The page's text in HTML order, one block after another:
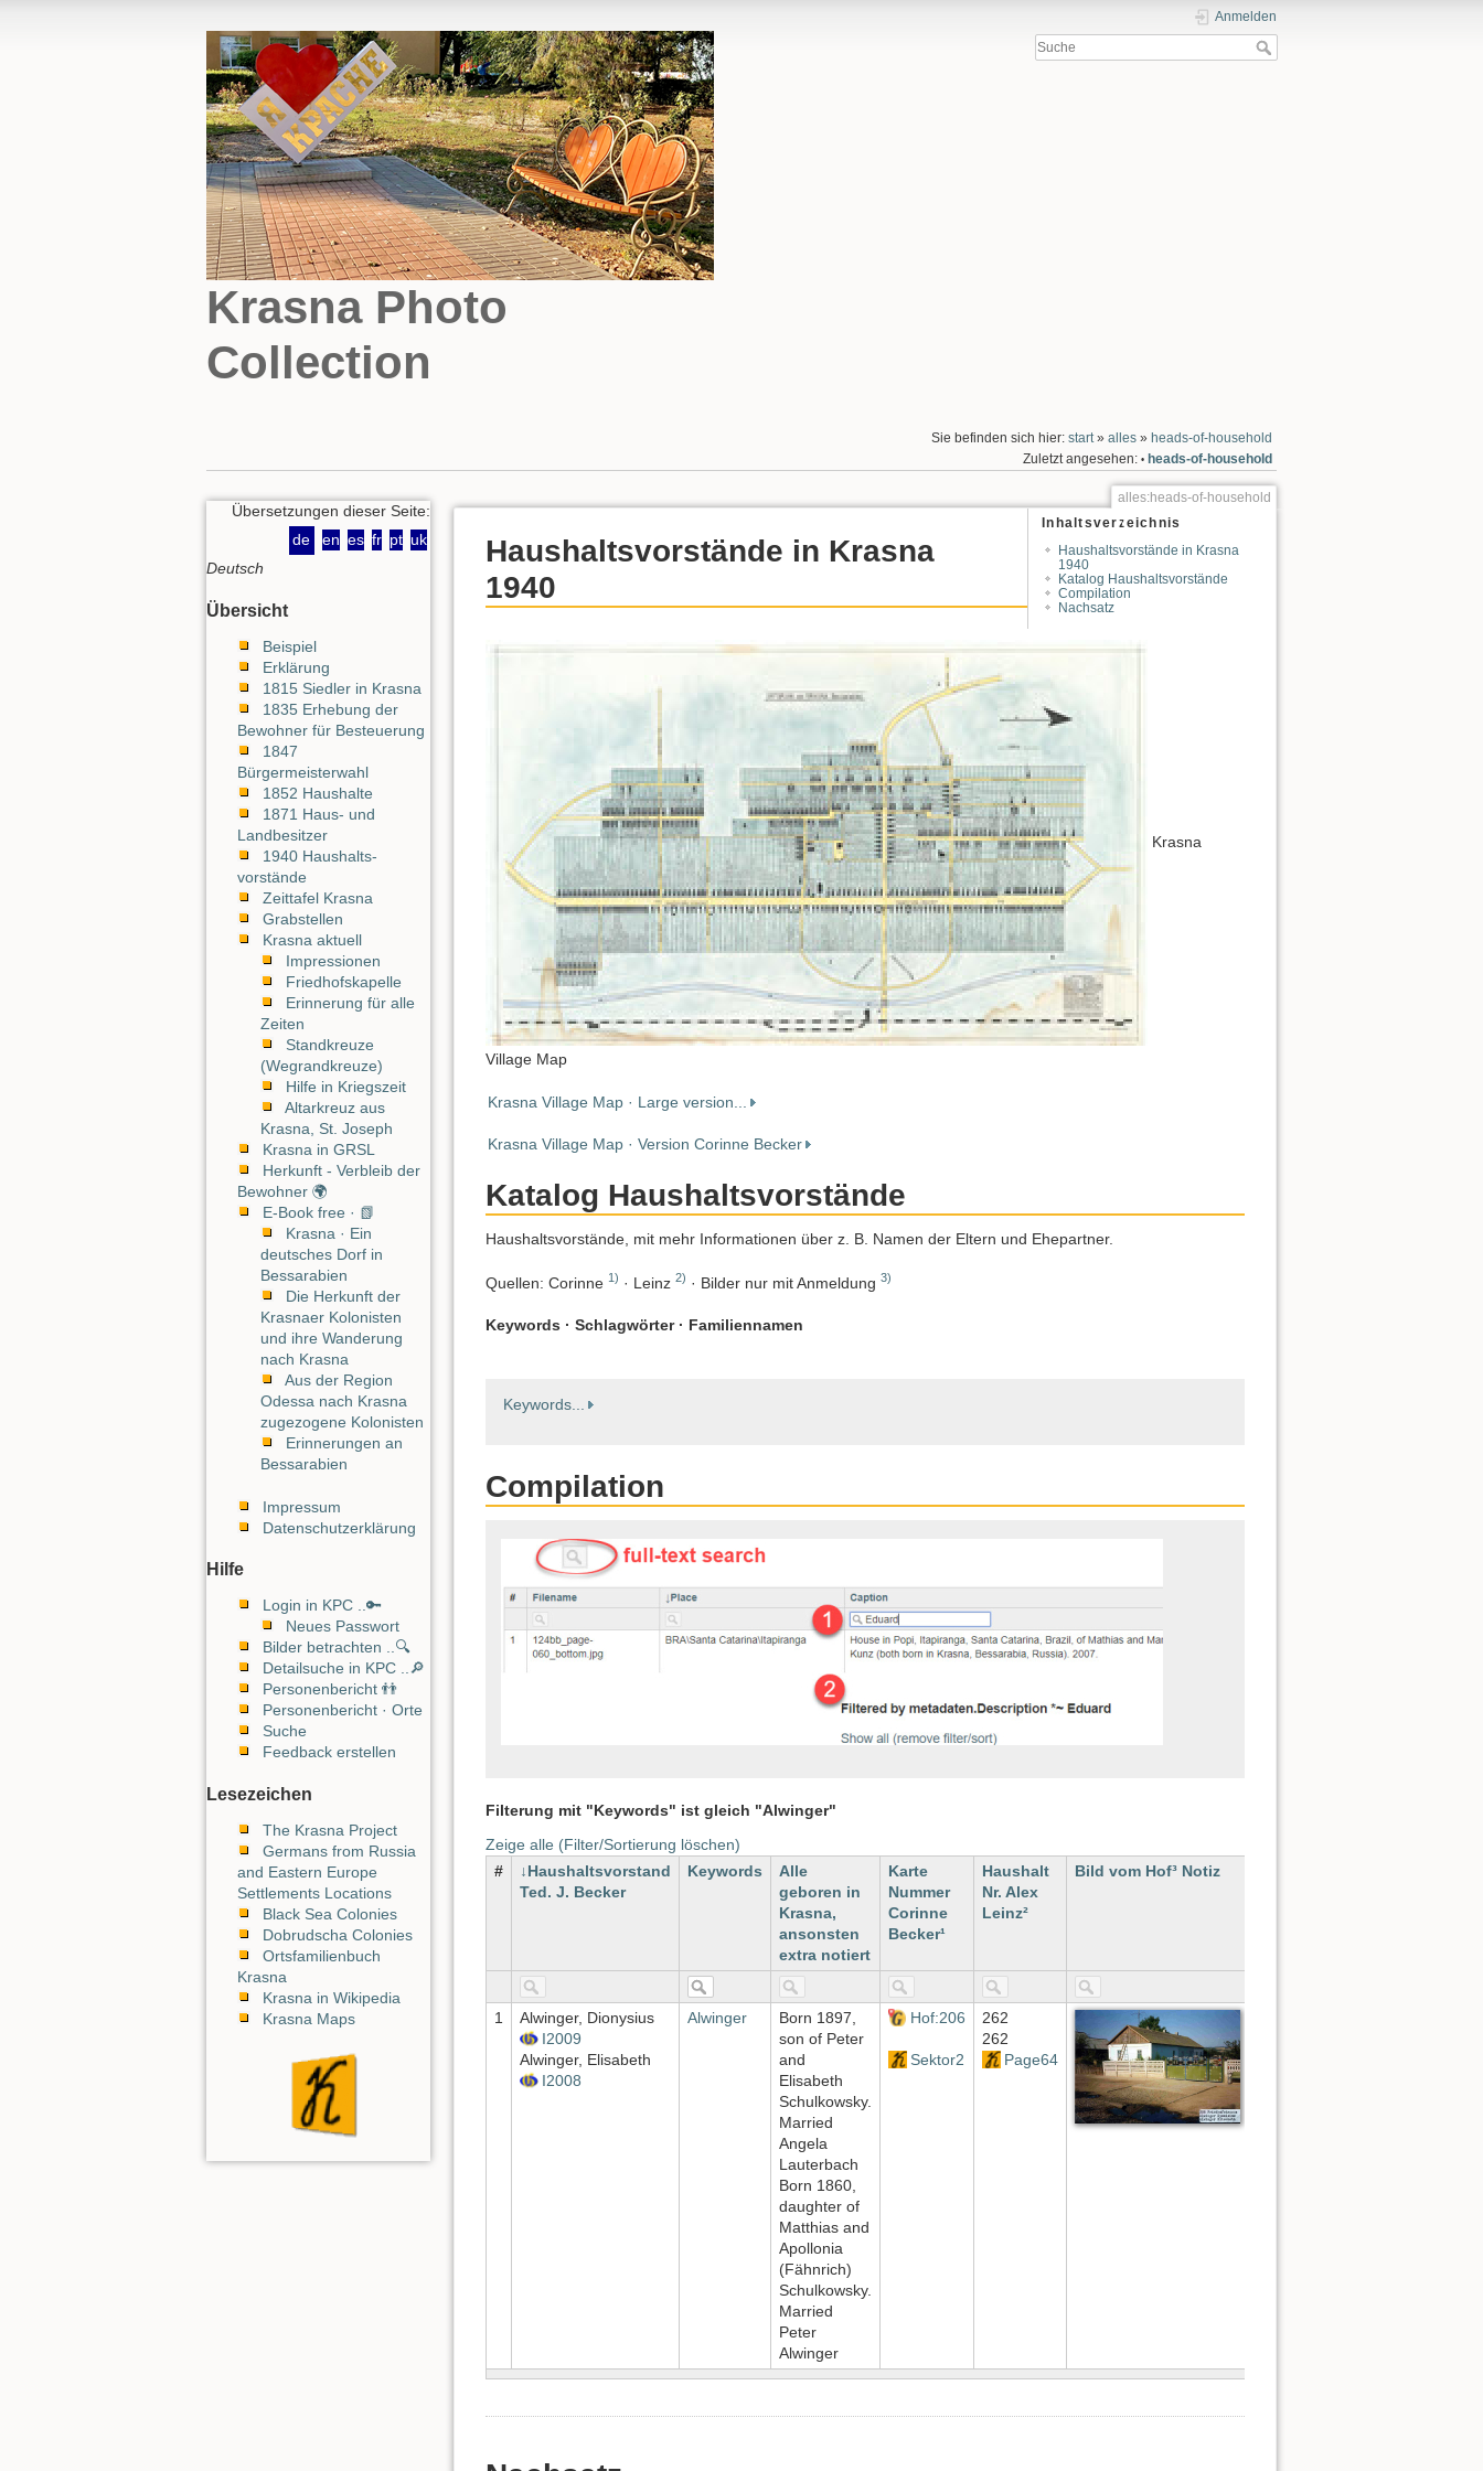
Krasna Photo
Collection
Anmelden
Sie befinden sich hier: start» alles» heads-of-household
Zuletzt angesehen: • heads-of-household
Übersetzungen dieser Seite:
de
en es fr pt uk
Deutsch
Übersicht
Beispiel
Erklärung
1815 Siedler in Krasna
1835 Erhebung der
Bewohner für Besteuerung
1847
Bürgermeisterwahl
1852 Haushalte
1871 Haus- und
Landbesitzer
1940 Haushalts-
vorstände
Zeittafel Krasna
Grabstellen
Krasna aktuell
Impressionen
Friedhofskapelle
Erinnerung für alle
Zeiten
Standkreuze
(Wegrandkreuze)
Hilfe in Kriegszeit
Altarkreuz aus
Krasna, St. Joseph
Krasna in GRSL
Herkunft - Verbleib der
Bewohner 🌍
E-Book free · 📗
Krasna · Ein
deutsches Dorf in
Bessarabien
Die Herkunft der
Krasnaer Kolonisten
und ihre Wanderung
nach Krasna
Aus der Region
Odessa nach Krasna
zugezogene Kolonisten
Erinnerungen an
Bessarabien
Impressum
Datenschutzerklärung
Hilfe
Login in KPC ..🔑
Neues Passwort
Bilder betrachten ..🔍
Detailsuche in KPC ..🔎
Personenbericht 👬
Personenbericht · Orte
Suche
Feedback erstellen
Lesezeichen
The Krasna Project
Germans from Russia
and Eastern Europe
Settlements Locations
Black Sea Colonies
Dobrudscha Colonies
Ortsfamilienbuch
Krasna
Krasna in Wikipedia
Krasna Maps
alles:heads-of-household
Inhaltsverzeichnis
Haushaltsvorstände in Krasna
1940
Katalog Haushaltsvorstände
Compilation
Nachsatz
Haushaltsvorstände in Krasna
1940
Krasna
Village Map
Krasna Village Map · Large version...
Krasna Village Map · Version Corinne Becker
Katalog Haushaltsvorstände
Haushaltsvorstände, mit mehr Informationen über z. B. Namen der Eltern und Ehepartner.
Quellen: Corinne 1) · Leinz 2) · Bilder nur mit Anmeldung 3)
Keywords · Schlagwörter · Familiennamen
Keywords...
Compilation
Filterung mit "Keywords" ist gleich "Alwinger"
Zeige alle (Filter/Sortierung löschen)
#
Haushaltsvorstand
Ted. J. Becker
Keywords
Alle
geboren in
Krasna,
ansonsten
extra notiert
Karte
Nummer
Corinne
Becker¹
Haushalt
Nr. Alex
Leinz²
Bild vom Hof³ Notiz
1
Alwinger, Dionysius
I2009
Alwinger, Elisabeth
I2008
Alwinger
Born 1897,
son of Peter
and
Elisabeth
Schulkowsky.
Married
Angela
Lauterbach
Born 1860,
daughter of
Matthias and
Apollonia
(Fähnrich)
Schulkowsky.
Married
Peter
Alwinger
Hof:206
Sektor2
262
262
Page64